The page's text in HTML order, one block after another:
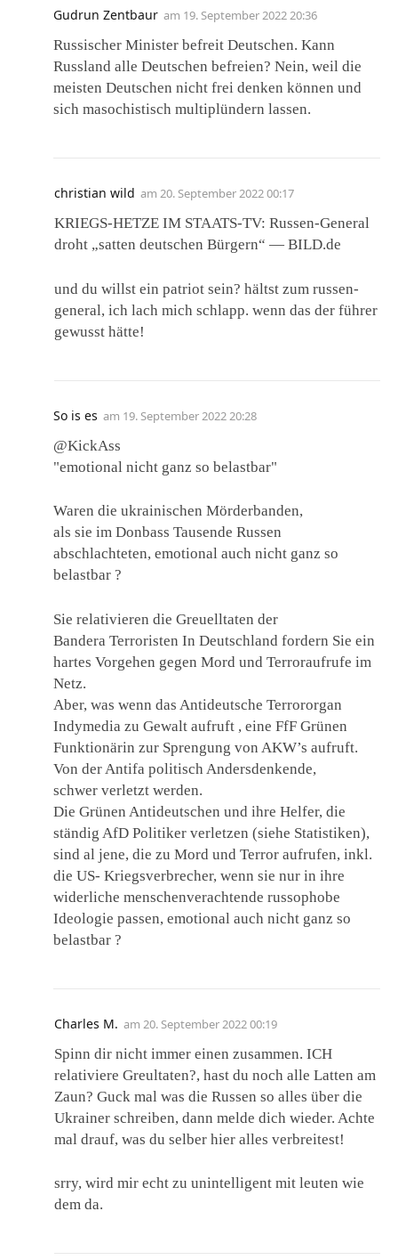
Gudrun Zentbaur am 19. September 2022 20:36
Russischer Minister befreit Deutschen. Kann
Russland alle Deutschen befreien? Nein, weil die
meisten Deutschen nicht frei denken können und
sich masochistisch multiplündern lassen.
christian wild am 20. September 2022 00:17
KRIEGS-HETZE IM STAATS-TV: Russen-General
droht „satten deutschen Bürgern“ — BILD.de
und du willst ein patriot sein? hältst zum russen-
general, ich lach mich schlapp. wenn das der führer
gewusst hätte!
So is es am 19. September 2022 20:28
@KickAss
"emotional nicht ganz so belastbar"
Waren die ukrainischen Mörderbanden,
als sie im Donbass Tausende Russen
abschlachteten, emotional auch nicht ganz so
belastbar ?
Sie relativieren die Greuelltaten der
Bandera Terroristen In Deutschland fordern Sie ein
hartes Vorgehen gegen Mord und Terroraufrufe im
Netz.
Aber, was wenn das Antideutsche Terrororgan
Indymedia zu Gewalt aufruft , eine FfF Grünen
Funktionärin zur Sprengung von AKW’s aufruft.
Von der Antifa politisch Andersdenkende,
schwer verletzt werden.
Die Grünen Antideutschen und ihre Helfer, die
ständig AfD Politiker verletzen (siehe Statistiken),
sind al jene, die zu Mord und Terror aufrufen, inkl.
die US- Kriegsverbrecher, wenn sie nur in ihre
widerliche menschenverachtende russophobe
Ideologie passen, emotional auch nicht ganz so
belastbar ?
Charles M. am 20. September 2022 00:19
Spinn dir nicht immer einen zusammen. ICH
relativiere Greultaten?, hast du noch alle Latten am
Zaun? Guck mal was die Russen so alles über die
Ukrainer schreiben, dann melde dich wieder. Achte
mal drauf, was du selber hier alles verbreitest!
srry, wird mir echt zu unintelligent mit leuten wie
dem da.